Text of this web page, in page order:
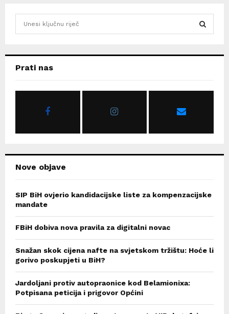
hPrati nas
Nove objave
SIP BiH ovjerio kandidacijske liste za kompenzacijske
mandate
FBiH dobiva nova pravila za digitalni novac
Snažan skok cijena nafte na svjetskom tržištu: Hoće li
gorivo poskupjeti u BiH?
Jardoljani protiv autopraonice kod Belamionixa:
Potpisana peticija i prigovor Općini